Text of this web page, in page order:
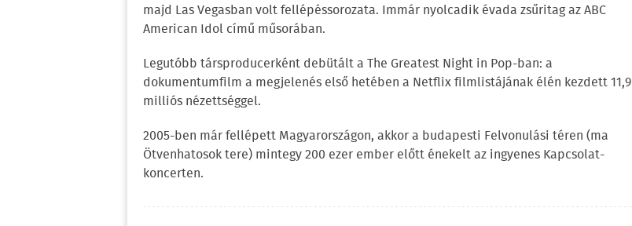
majd Las Vegasban volt fellépéssorozata. Immár nyolcadik évada zsűritag az ABC
American Idol című műsorában.
Legutóbb társproducerként debütált a The Greatest Night in Pop-ban: a
dokumentumfilm a megjelenés első hetében a Netflix filmlistájának élén kezdett 11,9
milliós nézettséggel.
2005-ben már fellépett Magyarországon, akkor a budapesti Felvonulási téren (ma
Ötvenhatosok tere) mintegy 200 ezer ember előtt énekelt az ingyenes Kapcsolat-
koncerten.